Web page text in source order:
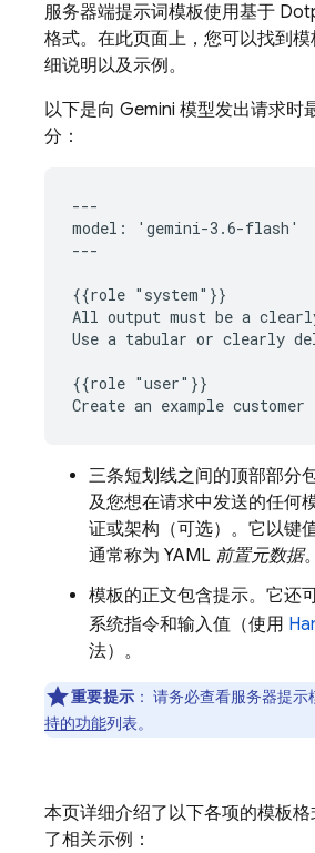
服务器端提示词模板使用基于
格式。在此页面上，您可以找到
细说明以及示例。
以下是向 Gemini 模型发出请求时
分：
---
model: 'gemini-3.6-flash'
---
{{role "system"}}
All output must be a
Use a tabular or clearly
{{role "user"}}
三条短划线之间的顶部部分
及您想在请求中发送的任何
证或架构（可选）。它以键
通常称为 YAML 前置元数据。
模板的正文包含提示。它还
系统指令和输入值（使用
法）。
重要提示 ： 请务必查看服务器提示
持的功能列表。
本页详细介绍了以下各项的模板
了相关示例：